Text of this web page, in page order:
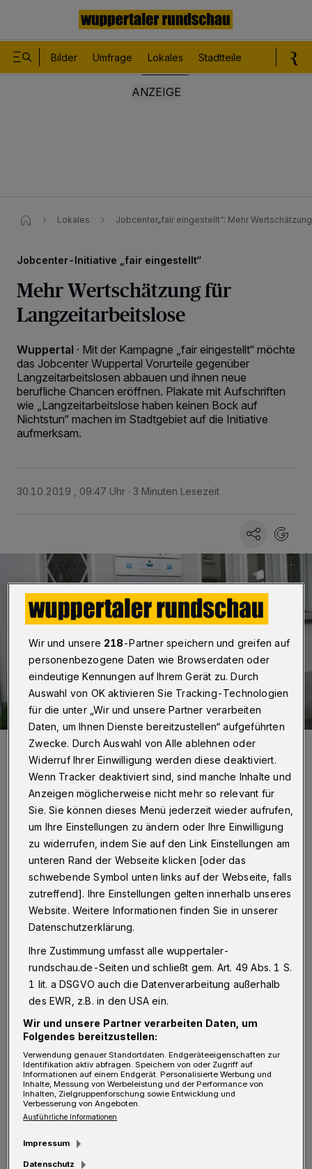
Bilder Umfrage Lokales Stadtteile
Lokales Jobcenter„fair eingestellt“: Mehr
Jobcenter-Initiative „fair eingestellt“
Mehr Wertschätzung für
Langzeitarbeitslose
Wuppertal · Mit der Kampagne „fair eingestellt“ möchte
das Jobcenter Wuppertal Vorurteile gegenüber
Langzeitarbeitslosen abbauen und ihnen neue
berufliche Chancen eröffnen. Plakate mit Aufschriften
wie „Langzeitarbeitslose haben keinen Bock auf
Nichtstun“ machen im Stadtgebiet auf die Initiative
aufmerksam.
30.10.2019 , 09:47 Uhr 3 Minuten Lesezeit
Langzeitarbeitslose im Stadtteilservice in Unterbarmen helfen
D as Jobcenter Wuppertal sichert den
Lebensunterhalt von rund 50.000
Menschen in der Stadt, darunter 15.000 Kinder
unter 15 Jahren und knapp 34.000
Insbesondere den Langzeitarbeitslosen
begegnen häufig Vorurteile und es fehlt der
Zugang zu fairer Beschäftigung. Mit der
Initiative „fair eingestellt“ will das Jobcenter
genau das ändern. Die Folgen mangelnder
Perspektive und der Vorurteile sind nach
Thomas Lenz, Vorstandsvorsitzender des
Jobcenters: „Geringere
Beschäftigungschancen, soziale Isolation und
Wir und unsere 218-Partner speichern und greifen auf
personenbezogene Daten wie Browserdaten oder
eindeutige Kennungen auf Ihrem Gerät zu. Durch
Auswahl von OK aktivieren Sie Tracking-Technologien
für die unter „Wir und unsere Partner verarbeiten
Daten, um Ihnen Dienste bereitzustellen“ aufgeführten
Zwecke. Durch Auswahl von Alle ablehnen oder
Widerruf Ihrer Einwilligung werden diese deaktiviert.
Wenn Tracker deaktiviert sind, sind manche Inhalte und
Anzeigen möglicherweise nicht mehr so relevant für
Sie. Sie können dieses Menü jederzeit wieder aufrufen,
um Ihre Einstellungen zu ändern oder Ihre Einwilligung
zu widerrufen, indem Sie auf den Link Einstellungen am
unteren Rand der Webseite klicken [oder das
schwebende Symbol unten links auf der Webseite, falls
zutreffend]. Ihre Einstellungen gelten innerhalb unseres
Website. Weitere Informationen finden Sie in unserer
Datenschutzerklärung.
Ihre Zustimmung umfasst alle wuppertaler-
rundschau.de-Seiten und schließt gem. Art. 49 Abs. 1 S.
1 lit. a DSGVO auch die Datenverarbeitung außerhalb
des EWR, z.B. in den USA ein.
Wir und unsere Partner verarbeiten Daten, um
Folgendes bereitzustellen:
Verwendung genauer Standortdaten. Endgeräteeigenschaften zur
Identifikation aktiv abfragen. Speichern von oder Zugriff auf
Informationen auf einem Endgerät. Personalisierte Werbung und
Inhalte, Messung von Werbeleistung und der Performance von
Inhalten, Zielgruppenforschung sowie Entwicklung und
Verbesserung von Angeboten.
Ausführliche Informationen
Impressum
Datenschutz